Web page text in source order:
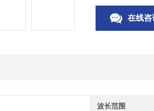
在线咨
波长范围